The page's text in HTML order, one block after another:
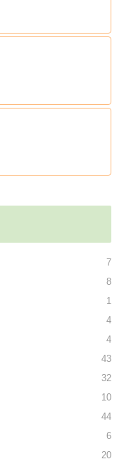
7
8
1
4
4
43
32
10
44
6
20